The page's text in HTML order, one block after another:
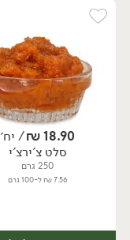
יח׳
18.90
₪/ יח׳
סלט צ'ירצ'י
250 גרם
7.56 ₪ ל-100 גרם